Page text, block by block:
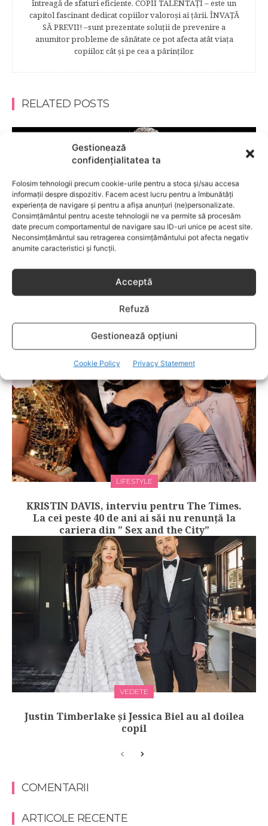
Gestionează
confidențialitatea ta
Folosim tehnologii precum cookie-urile pentru a stoca și/sau accesa
informații despre dispozitiv. Facem acest lucru pentru a îmbunătăți
experiența de navigare și pentru a afișa anunțuri (ne)personalizate.
Consimțământul pentru aceste tehnologii ne va permite să procesăm
date precum comportamentul de navigare sau ID-uri unice pe acest site.
Neconsimțământul sau retragerea consimțământului pot afecta negativ
anumite caracteristici și funcții.
Acceptă
Refuză
Gestionează opțiuni
Cookie Policy Privacy Statement
întreagă de sfaturi eficiente. COPII TALENTAŢI – este un
capitol fascinant dedicat copiilor valoroși ai țării. ÎNVAŢĂ
SĂ PREVII! –sunt prezentate soluţii de prevenire a
anumitor probleme de sănătate ce pot afecta atât viaţa
copiilor, cât şi pe cea a părinţilor.
RELATED POSTS
VEDETE
Claudiu Bleonţ, omul care „încearcă să-şi
reactiveze constant copilul din el”
LIFESTYLE
KRISTIN DAVIS, interviu pentru The Times.
La cei peste 40 de ani ai săi nu renunță la
cariera din ” Sex and the City”
VEDETE
Justin Timberlake și Jessica Biel au al doilea
copil
COMENTARII
ARTICOLE RECENTE